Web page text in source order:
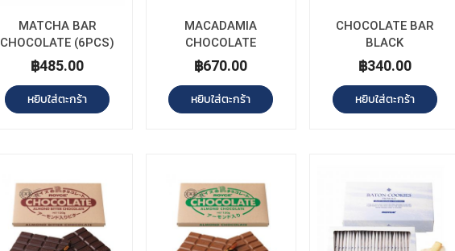
MATCHA BAR
CHOCOLATE (6PCS)
฿485.00
หยิบใส่ตะกร้า
MACADAMIA
CHOCOLATE
฿670.00
หยิบใส่ตะกร้า
CHOCOLATE BAR
BLACK
฿340.00
หยิบใส่ตะกร้า